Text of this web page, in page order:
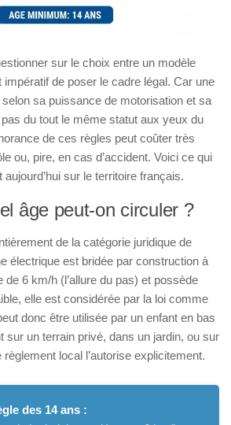
sur le choix entre un modèle
impératif de poser le cadre légal. Car une
sa puissance de motorisation et sa
du tout le même statut aux yeux du
de ces règles peut coûter très
ou, pire, en cas d’accident. Voici ce qui
aujourd’hui sur le territoire français.
âge peut-on circuler ?
de la catégorie juridique de
électrique est bridée par construction à
6 km/h (l’allure du pas) et possède
elle est considérée par la loi comme
donc être utilisée par un enfant en bas
sur un terrain privé, dans un jardin, ou sur
local l’autorise explicitement.
des 14 ans :